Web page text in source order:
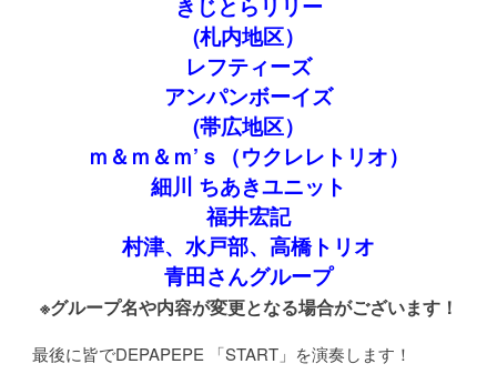
(札内地区）
レフティーズ
アンパンボーイズ
(帯広地区）
ｍ＆ｍ＆ｍ’ｓ（ウクレレトリオ）
細川 ちあきユニット
福井宏記
村津、水戸部、高橋トリオ
青田さんグループ
※グループ名や内容が変更となる場合がございます！
最後に皆でDEPAPEPE 「START」を演奏します！